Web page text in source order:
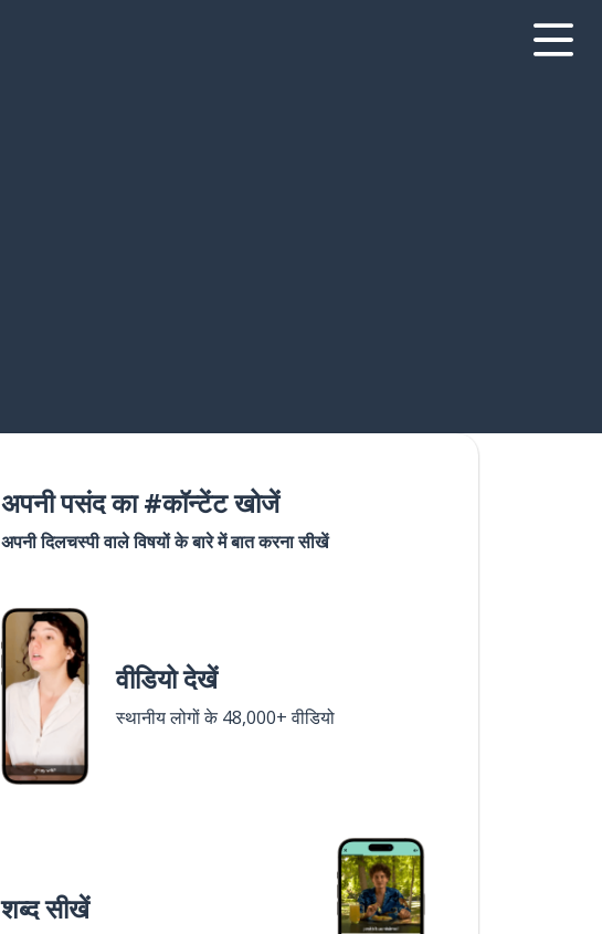
अपनी पसंद का #कॉन्टेंट खोजें
अपनी दिलचस्पी वाले विषयों के बारे में बात करना सीखें
वीडियो देखें
स्थानीय लोगों के 48,000+ वीडियो
शब्द सीखें